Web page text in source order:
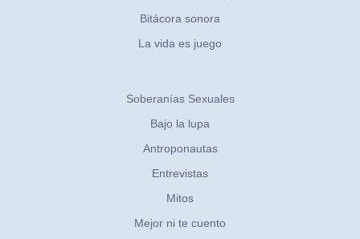
Bitácora sonora
La vida es juego
Soberanías Sexuales
Bajo la lupa
Antroponautas
Entrevistas
Mitos
Mejor ni te cuento